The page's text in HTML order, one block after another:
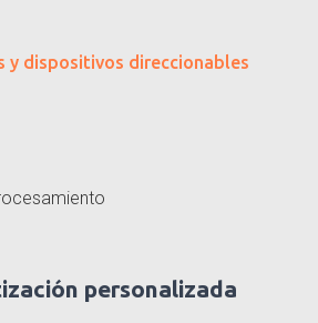
y dispositivos direccionables
personalizada